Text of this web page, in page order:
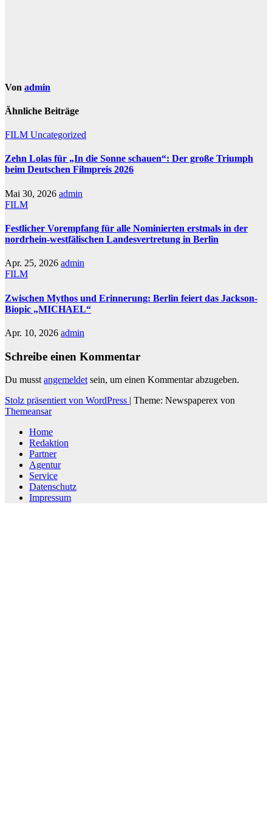
Von admin
Ähnliche Beiträge
FILM Uncategorized
Zehn Lolas für „In die Sonne schauen“: Der große Triumph
beim Deutschen Filmpreis 2026
Mai 30, 2026 admin
FILM
Festlicher Vorempfang für alle Nominierten erstmals in der
nordrhein-westfälischen Landesvertretung in Berlin
Apr. 25, 2026 admin
FILM
Zwischen Mythos und Erinnerung: Berlin feiert das Jackson-
Biopic „MICHAEL“
Apr. 10, 2026 admin
Schreibe einen Kommentar
Du musst angemeldet sein, um einen Kommentar abzugeben.
Stolz präsentiert von WordPress | Theme: Newspaperex von
Themeansar
Home
Redaktion
Partner
Agentur
Service
Datenschutz
Impressum